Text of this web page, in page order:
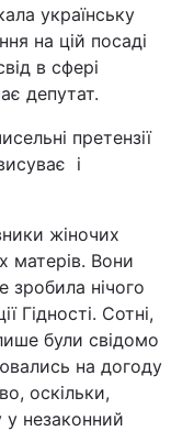
українську
на цій посаді
в сфері
депутат.
претензії
і
жіночих
матерів. Вони
зробила нічого
Гідності. Сотні,
були свідомо
на догоду
оскільки,
незаконний